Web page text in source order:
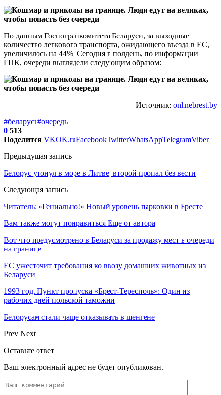
По данным Госпогранкомитета Беларуси, за выходные
количество легкового транспорта, ожидающего въезда в ЕС,
увеличилось на 44%. Сегодня в полдень, по информации
ГПК, очереди выглядели следующим образом:
Источник: onlinebrest.by
#беларусь#очередь
0 513
Поделится VKOK.ruFacebookTwitterWhatsAppTelegramViber
Предыдущая запись
Белорус утонул в море в Литве, второй пропал без вести
Следующая запись
Читатель: «Гениально!» Новый уровень парковки в Бресте
Вам также могут понравиться Еще от автора
Вот что предусмотрено в Беларуси за продажу мест в очереди
на границе
ЕС ужесточит требования ко ввозу домашних животных из
Беларуси
1993 год. Пункт пропуска «Брест-Тересполь»: Один из
рабочих дней польской таможни
Белорусам стали чаще отказывать в шенгене
Prev Next
Оставьте ответ
Ваш электронный адрес не будет опубликован.